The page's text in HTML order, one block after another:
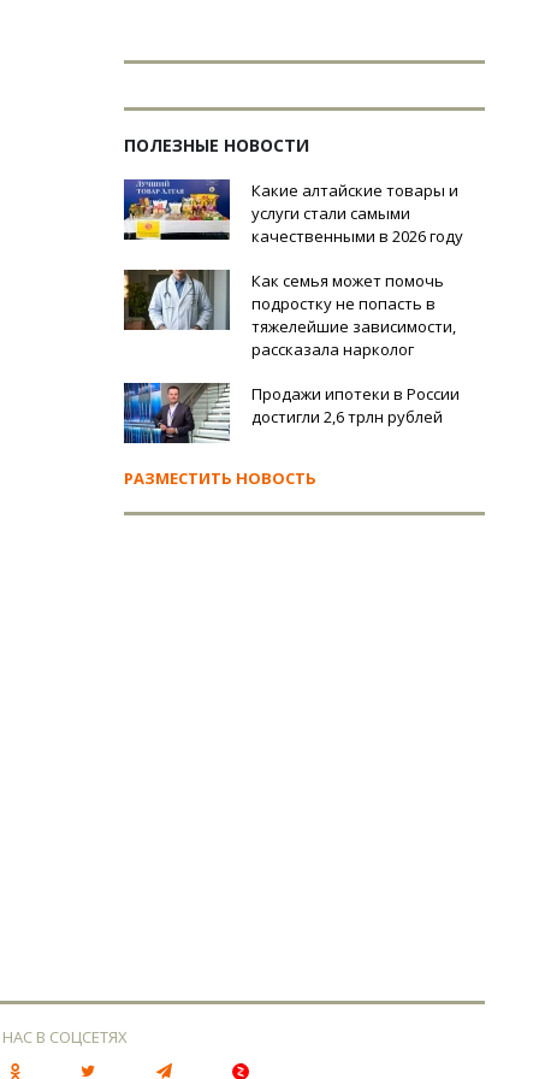
ПОЛЕЗНЫЕ НОВОСТИ
Какие алтайские товары и
услуги стали самыми
качественными в 2026 году
Как семья может помочь
подростку не попасть в
тяжелейшие зависимости,
рассказала нарколог
Продажи ипотеки в России
достигли 2,6 трлн рублей
РАЗМЕСТИТЬ НОВОСТЬ
В СОЦСЕТЯХ